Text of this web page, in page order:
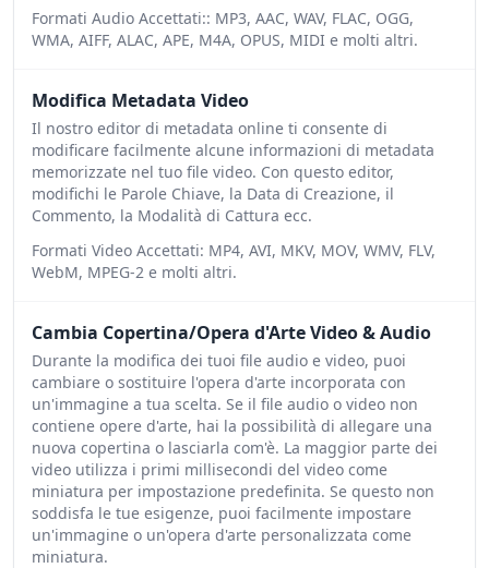
Formati Audio Accettati:: MP3, AAC, WAV, FLAC, OGG,
WMA, AIFF, ALAC, APE, M4A, OPUS, MIDI e molti altri.
Modifica Metadata Video
Il nostro editor di metadata online ti consente di
modificare facilmente alcune informazioni di metadata
memorizzate nel tuo file video. Con questo editor,
modifichi le Parole Chiave, la Data di Creazione, il
Commento, la Modalità di Cattura ecc.
Formati Video Accettati: MP4, AVI, MKV, MOV, WMV, FLV,
WebM, MPEG-2 e molti altri.
Cambia Copertina/Opera d'Arte Video & Audio
Durante la modifica dei tuoi file audio e video, puoi
cambiare o sostituire l'opera d'arte incorporata con
un'immagine a tua scelta. Se il file audio o video non
contiene opere d'arte, hai la possibilità di allegare una
nuova copertina o lasciarla com'è. La maggior parte dei
video utilizza i primi millisecondi del video come
miniatura per impostazione predefinita. Se questo non
soddisfa le tue esigenze, puoi facilmente impostare
un'immagine o un'opera d'arte personalizzata come
miniatura.